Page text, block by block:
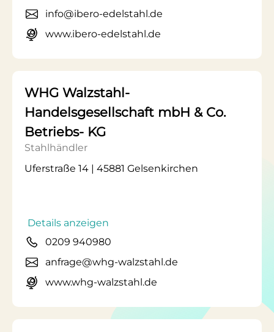
info@ibero-edelstahl.de
www.ibero-edelstahl.de
WHG Walzstahl-
Handelsgesellschaft mbH & Co.
Betriebs- KG
Stahlhändler
Uferstraße 14 | 45881 Gelsenkirchen
Details anzeigen
0209 940980
anfrage@whg-walzstahl.de
www.whg-walzstahl.de